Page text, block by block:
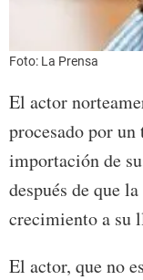
Foto: La Prensa
El actor
procesado por
importación de
después de que
crecimiento a su
El actor, que no